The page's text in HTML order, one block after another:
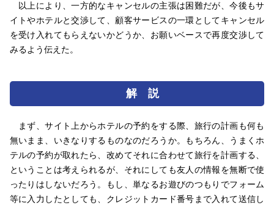
以上により、一方的なキャンセルの主張は困難だが、今後もサ
イトやホテルと交渉して、顧客サービスの一環としてキャンセル
を受け入れてもらえないかどうか、お願いベースで再度交渉して
みるよう伝えた。
解 説
まず、サイト上からホテルの予約をする際、旅行の計画も何も
無いまま、いきなりするものなのだろうか。もちろん、うまくホ
テルの予約が取れたら、改めてそれに合わせて旅行を計画する、
ということは考えられるが、それにしても友人の情報を無断で使
ったりはしないだろう。もし、単なるお遊びのつもりでフォーム
等に入力したとしても、クレジットカード番号まで入れて送信し